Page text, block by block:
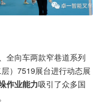
全向车两款窄巷道系列
）7519展台进行动态展
作业能力吸引了众多国